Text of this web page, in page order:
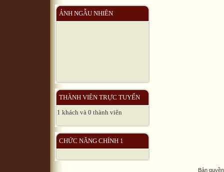
ẢNH NGẪU NHIÊN
THÀNH VIÊN TRỰC TUYẾN
1 khách và 0 thành viên
CHỨC NĂNG CHÍNH 1
Bản